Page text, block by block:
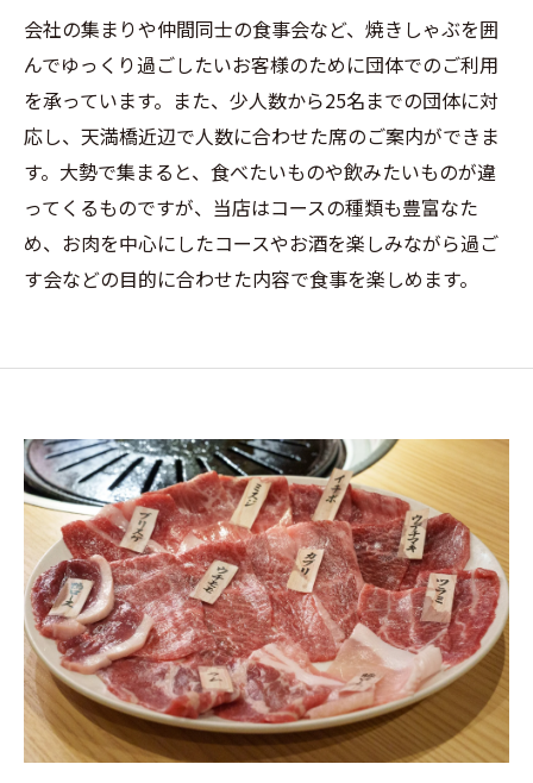
会社の集まりや仲間同士の食事会など、焼きしゃぶを囲
んでゆっくり過ごしたいお客様のために団体でのご利用
を承っています。また、少人数から25名までの団体に対
応し、天満橋近辺で人数に合わせた席のご案内ができま
す。大勢で集まると、食べたいものや飲みたいものが違
ってくるものですが、当店はコースの種類も豊富なた
め、お肉を中心にしたコースやお酒を楽しみながら過ご
す会などの目的に合わせた内容で食事を楽しめます。